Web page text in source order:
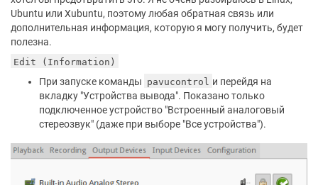
Ubuntu или Xubuntu, поэтому любая обратная связь или
дополнительная информация, которую я могу получить, будет
полезна.
Edit (Information)
При запуске команды pavucontrol и перейдя на
вкладку "Устройства вывода". Показано только
подключенное устройство "Встроенный аналоговый
стереозвук" (даже при выборе "Все устройства").